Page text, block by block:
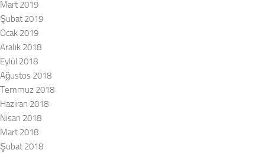
Mart 2019
Şubat 2019
Ocak 2019
Aralık 2018
Eylül 2018
Ağustos 2018
Temmuz 2018
Haziran 2018
Nisan 2018
Mart 2018
Şubat 2018